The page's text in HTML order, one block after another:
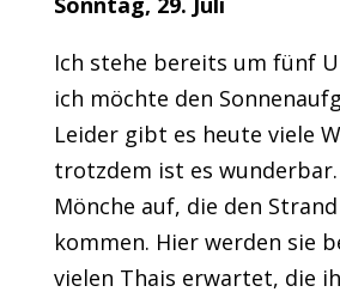
Ich stehe bereits um fünf
ich möchte den
Leider gibt es heute viele
trotzdem ist es
Mönche auf, die den
kommen. Hier werden sie
vielen Thais erwartet, die